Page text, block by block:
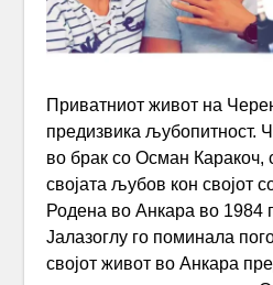
Приватниот живот на
предизвика љубопитност.
во брак со Осман Каракоч,
својата љубов кон својот
Родена во Анкара во 1984
Јалазоглу го поминала
својот живот во Анкара